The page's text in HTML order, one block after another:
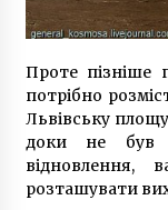
У
У
Проте пізніше
потрібно
Львівську
доки не був
відновлення,
розташувати